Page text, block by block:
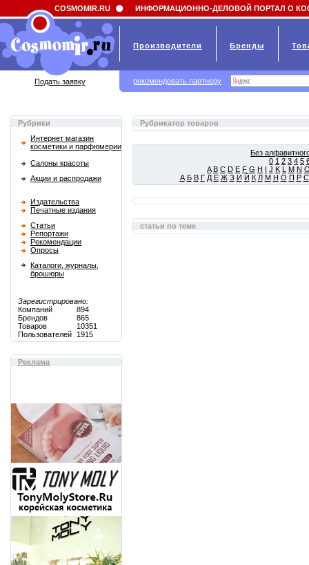
Field 'news_title' doesn't have a default value
Рубрики
Интернет магазин
косметики и парфюмерии
Салоны красоты
Акции и распродажи
Издательства
Печатные издания
Статьи
Репортажи
Рекомендации
Опросы
Каталоги, журналы,
брошюры
Зарегистрировано:
Компаний
894
Брендов
865
Товаров
10351
Пользователей
1915
Реклама
Рубрикатор товаров
Без
0 1 2 3 4 5
A B C D E F G H I J K L M N
А Б В Г Д Е Ж З И Й К Л М Н О П Р С
статьи по теме
COSMOMIR.RU ИНФОРМАЦИОННО-ДЕЛОВОЙ ПОРТАЛ О
Производители Бренды
Подать заявку рекомендовать партнеру